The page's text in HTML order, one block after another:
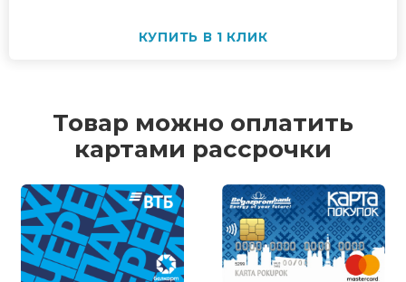
КУПИТЬ В 1 КЛИК
Товар можно оплатить
картами рассрочки